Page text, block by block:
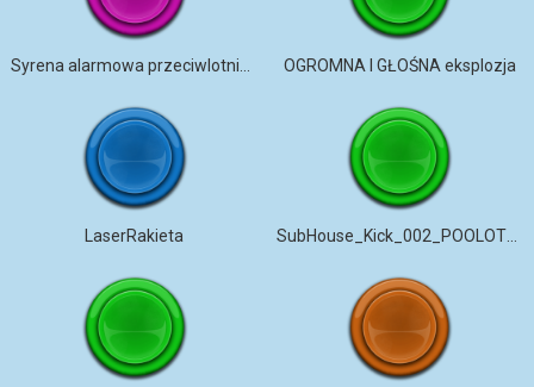
OGROMNA I GŁOŚNA eksplozja
LaserRakieta SubHouse_Kick_002_POOLOTRONIX